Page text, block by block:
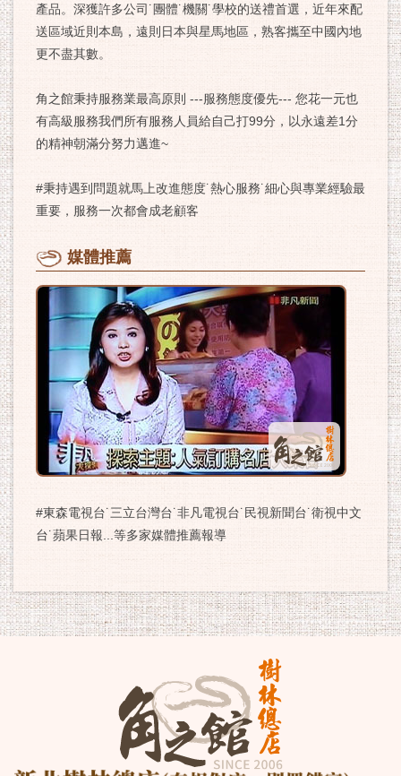
產品。深獲許多公司˙團體˙機關˙學校的送禮首選，近年來配
送區域近則本島，遠則日本與星馬地區，熟客攜至中國內地
更不盡其數。
角之館秉持服務業最高原則 ---服務態度優先--- 您花一元也
有高級服務我們所有服務人員給自己打99分，以永遠差1分
的精神朝滿分努力邁進~
#秉持遇到問題就馬上改進態度˙熱心服務˙細心與專業經驗最
重要，服務一次都會成老顧客
媒體推薦
#東森電視台˙三立台灣台˙非凡電視台˙民視新聞台˙衛視中文
台˙蘋果日報...等多家媒體推薦報導